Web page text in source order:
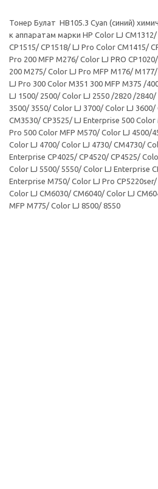
Тонер Булат HB105.3 Cyan (синий)
к аппаратам марки HP Color LJ
CP1515/ CP1518/ LJ Pro Color CM1415/
Pro 200 MFP M276/ Color LJ PRO
200 M275/ Color LJ Pro MFP M176/
LJ Pro 300 Сolor M351 300 MFP M375 /
LJ 1500/ 2500/ Color LJ 2550 /2820 /
3500/ 3550/ Color LJ 3700/ Color LJ
CM3530/ CP3525/ LJ Enterprise 500
Pro 500 Color MFP M570/ Color LJ 4500/
Color LJ 4700/ Color LJ 4730/ CM4730/
Enterprise CP4025/ CP4520/ CP4525/
Color LJ 5500/ 5550/ Color LJ Enterprise
Enterprise M750/ Color LJ Pro
Color LJ CM6030/ CM6040/ Color LJ
MFP M775/ Color LJ 8500/ 8550